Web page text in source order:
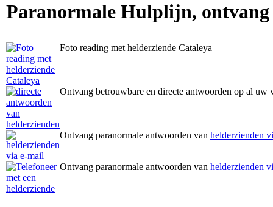
Paranormale Hulplijn,
Foto reading met helderziende Cataleya
Ontvang betrouwbare en directe antwoorden op al uw
Ontvang paranormale antwoorden van helderzienden
Ontvang paranormale antwoorden van helderzienden